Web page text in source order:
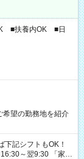
■扶養内OK ■日
望の勤務地を紹介
翌9:30 「家族